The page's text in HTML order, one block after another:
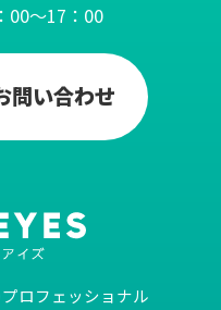
00～17：00
問い合わせ
ロフェッショナル